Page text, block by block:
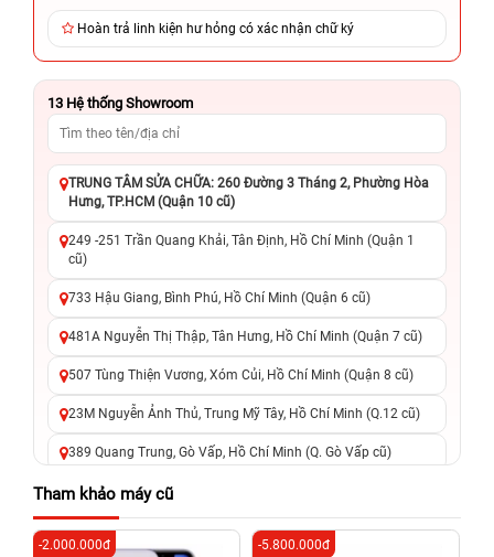
Hoàn trả linh kiện hư hỏng có xác nhận chữ ký
13 Hệ thống Showroom
TRUNG TÂM SỬA CHỮA: 260 Đường 3 Tháng 2, Phường Hòa
Hưng, TP.HCM (Quận 10 cũ)
249 -251 Trần Quang Khải, Tân Định, Hồ Chí Minh (Quận 1
cũ)
733 Hậu Giang, Bình Phú, Hồ Chí Minh (Quận 6 cũ)
481A Nguyễn Thị Thập, Tân Hưng, Hồ Chí Minh (Quận 7 cũ)
507 Tùng Thiện Vương, Xóm Củi, Hồ Chí Minh (Quận 8 cũ)
23M Nguyễn Ảnh Thủ, Trung Mỹ Tây, Hồ Chí Minh (Q.12 cũ)
389 Quang Trung, Gò Vấp, Hồ Chí Minh (Q. Gò Vấp cũ)
625 - 625A Âu Cơ, Tân Phú, Hồ Chí Minh (Quận Tân Phú cũ)
326 Lê Văn Việt, Tăng Nhơn Phú, Hồ Chí Minh (Q.9 TP. Thủ
Đức cũ)
Tham khảo máy cũ
-2.000.000đ -5.800.000đ